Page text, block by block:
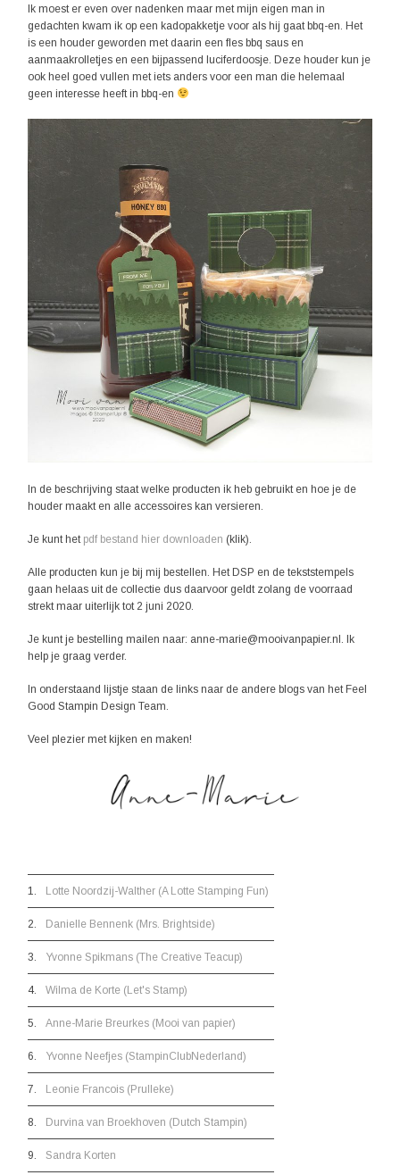
Ik moest er even over nadenken maar met mijn eigen man in
gedachten kwam ik op een kadopakketje voor als hij gaat bbq-en. Het
is een houder geworden met daarin een fles bbq saus en
aanmaakrolletjes en een bijpassend luciferdoosje. Deze houder kun je
ook heel goed vullen met iets anders voor een man die helemaal
geen interesse heeft in bbq-en
In de beschrijving staat welke producten ik heb gebruikt en hoe je de
houder maakt en alle accessoires kan versieren.
Je kunt het pdf bestand hier downloaden (klik).
Alle producten kun je bij mij bestellen. Het DSP en de tekststempels
gaan helaas uit de collectie dus daarvoor geldt zolang de voorraad
strekt maar uiterlijk tot 2 juni 2020.
Je kunt je bestelling mailen naar: anne-marie@mooivanpapier.nl. Ik
help je graag verder.
In onderstaand lijstje staan de links naar de andere blogs van het Feel
Good Stampin Design Team.
Veel plezier met kijken en maken!
1. Lotte Noordzij-Walther (A Lotte Stamping Fun)
2. Danielle Bennenk (Mrs. Brightside)
3. Yvonne Spikmans (The Creative Teacup)
4. Wilma de Korte (Let's Stamp)
5. Anne-Marie Breurkes (Mooi van papier)
6. Yvonne Neefjes (StampinClubNederland)
7. Leonie Francois (Prulleke)
8. Durvina van Broekhoven (Dutch Stampin)
9. Sandra Korten